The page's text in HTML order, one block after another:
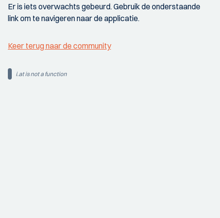
Er is iets overwachts gebeurd. Gebruik de onderstaande
link om te navigeren naar de applicatie.
Keer terug naar de community
i.at is not a function